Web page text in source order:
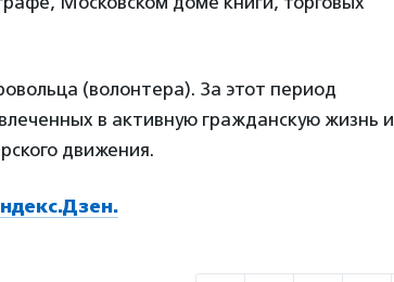
(волонтера). За этот период
в активную гражданскую жизнь и
движения.